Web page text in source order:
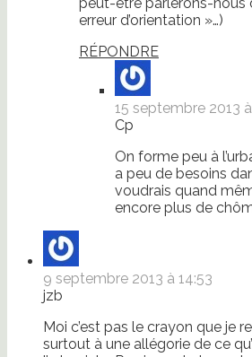
erreur d’orientation »…)
RÉPONDRE
15 septembre 2013 à
Cp
On forme peu à
a peu de besoins
voudrais quand
encore plus de
9 septembre 2013 à 14:53
jzb
Moi c’est pas le crayon que je
surtout à une allégorie de ce